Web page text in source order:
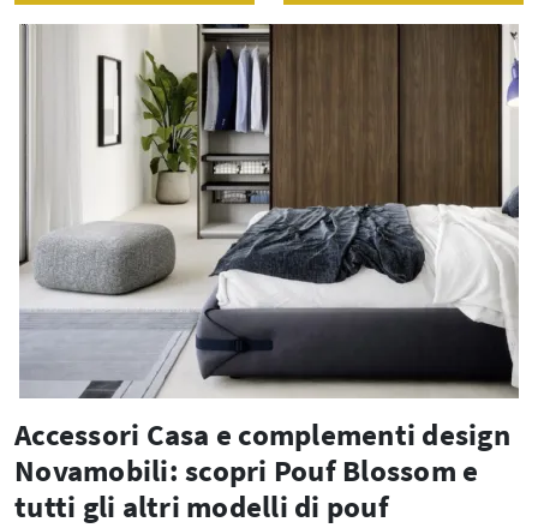
Accessori Casa e complementi design
Novamobili: scopri Pouf Blossom e
tutti gli altri modelli di pouf